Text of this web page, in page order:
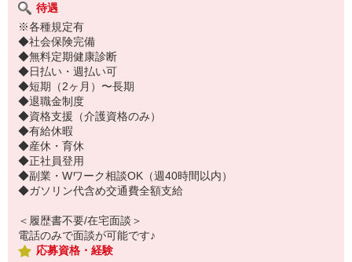
待遇
※各種規定有
◆社会保険完備
◆無料定期健康診断
◆日払い・週払い可
◆短期（2ヶ月）〜長期
◆退職金制度
◆資格支援（介護資格のみ）
◆有給休暇
◆産休・育休
◆正社員登用
◆副業・Wワーク相談OK（週40時間以内）
◆ガソリン代含め交通費全額支給
＜履歴書不要/在宅面談＞
電話のみで面談が可能です♪
応募資格・経験